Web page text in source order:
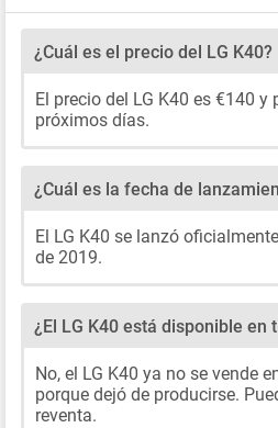
¿Cuál es el precio del LG K40?
El precio del LG K40 es €140
próximos días.
¿Cuál es la fecha de
El LG K40 se lanzó
de 2019.
¿El LG K40 está disponible en
No, el LG K40 ya no se vende
porque dejó de producirse.
reventa.